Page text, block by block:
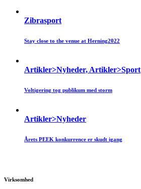
Zibrasport
Stay close to the venue at Herning2022
Artikler>Nyheder, Artikler>Sport
Voltigering tog publikum med storm
Artikler>Nyheder
Årets PEEK konkurrence er skudt igang
Virksomhed